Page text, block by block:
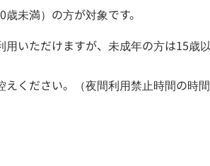
未満）の方が対象です。
いただけますが、未成年の方は15歳
ください。（夜間利用禁止時間の時